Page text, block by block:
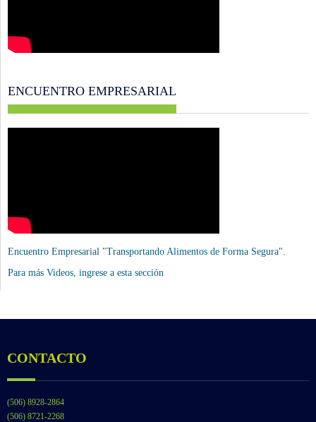
ENCUENTRO EMPRESARIAL
Encuentro Empresarial "Transportando Alimentos de Forma Segura".
Para más Videos, ingrese a esta sección
CONTACTO
(506) 8928-2864
(506) 8721-2268